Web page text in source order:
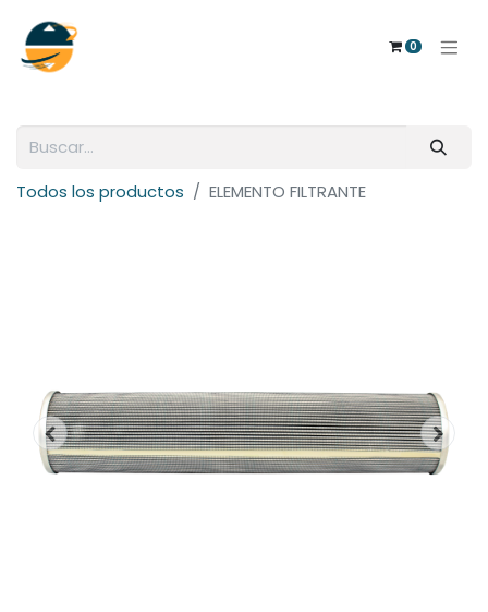
0
Todos los productos ELEMENTO FILTRANTE